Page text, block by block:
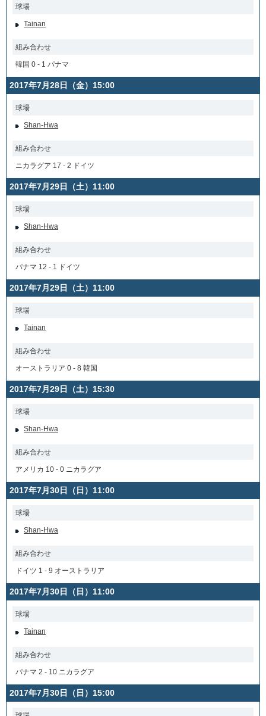
球場
Tainan
組み合わせ
韓国 0 - 1 パナマ
2017年7月28日（金）15:00
球場
Shan-Hwa
組み合わせ
ニカラグア 17 - 2 ドイツ
2017年7月29日（土）11:00
球場
Shan-Hwa
組み合わせ
パナマ 12 - 1 ドイツ
2017年7月29日（土）11:00
球場
Tainan
組み合わせ
オーストラリア 0 - 8 韓国
2017年7月29日（土）15:30
球場
Shan-Hwa
組み合わせ
アメリカ 10 - 0 ニカラグア
2017年7月30日（日）11:00
球場
Shan-Hwa
組み合わせ
ドイツ 1 - 9 オーストラリア
2017年7月30日（日）11:00
球場
Tainan
組み合わせ
パナマ 2 - 10 ニカラグア
2017年7月30日（日）15:00